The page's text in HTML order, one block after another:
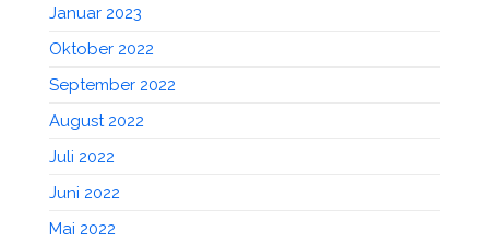
Januar 2023
Oktober 2022
September 2022
August 2022
Juli 2022
Juni 2022
Mai 2022